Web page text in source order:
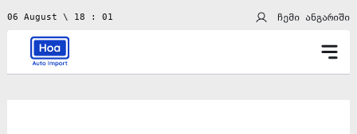
06 August \ 18 : 01 ჩემი ანგარიში